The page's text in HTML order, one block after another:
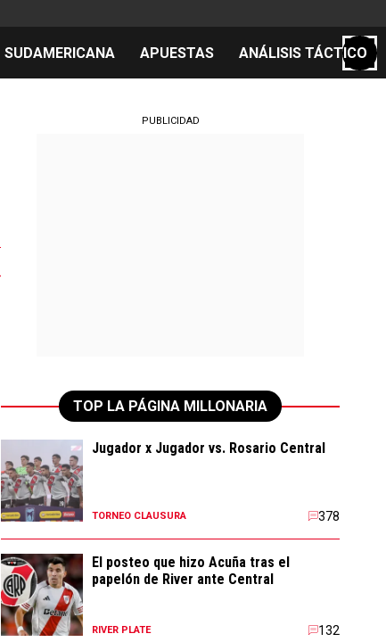
SUDAMERICANA APUESTAS ANÁLISIS TÁCTICO
PUBLICIDAD
TOP LA PÁGINA MILLONARIA
Jugador x Jugador vs. Rosario Central
TORNEO CLAUSURA 378
El posteo que hizo Acuña tras el
papelón de River ante Central
RIVER PLATE 132